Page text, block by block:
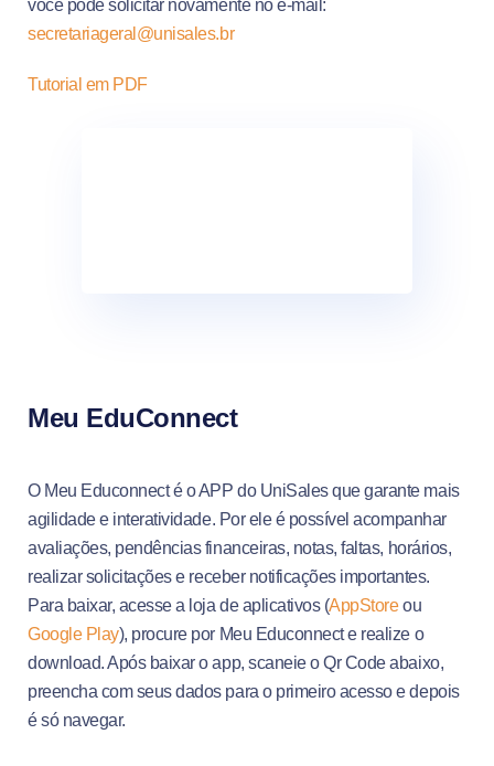
você pode solicitar novamente no e-mail:
secretariageral@unisales.br
Tutorial em PDF
Meu EduConnect
O Meu Educonnect é o APP do UniSales que garante mais
agilidade e interatividade. Por ele é possível acompanhar
avaliações, pendências financeiras, notas, faltas, horários,
realizar solicitações e receber notificações importantes.
Para baixar, acesse a loja de aplicativos (AppStoreou
Google Play), procure por Meu Educonnect e realize o
download. Após baixar o app, scaneie o Qr Code abaixo,
preencha com seus dados para o primeiro acesso e depois
é só navegar.